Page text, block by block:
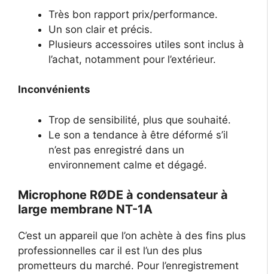
Très bon rapport prix/performance.
Un son clair et précis.
Plusieurs accessoires utiles sont inclus à
l’achat, notamment pour l’extérieur.
Inconvénients
Trop de sensibilité, plus que souhaité.
Le son a tendance à être déformé s’il
n’est pas enregistré dans un
environnement calme et dégagé.
Microphone RØDE à condensateur à
large membrane NT-1A
C’est un appareil que l’on achète à des fins plus
professionnelles car il est l’un des plus
prometteurs du marché. Pour l’enregistrement